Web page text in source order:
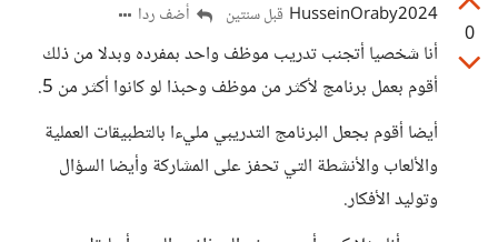
0
HusseinOraby2024 قبل سنتين أضف ردا
أنا شخصيا أتجنب تدريب موظف واحد بمفرده وبدلا من ذلك
أقوم بعمل برنامج لأكثر من موظف وحبذا لو كانوا أكثر من 5.
أيضا أقوم بجعل البرنامج التدريبي مليءا بالتطبيقات العملية
والألعاب والأنشطة التي تحفز على المشاركة وأيضا السؤال
وتوليد الأفكار.